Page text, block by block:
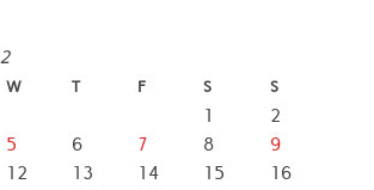
W T F S S
1
2
5 6 7 8
9
12 13 14 15
16